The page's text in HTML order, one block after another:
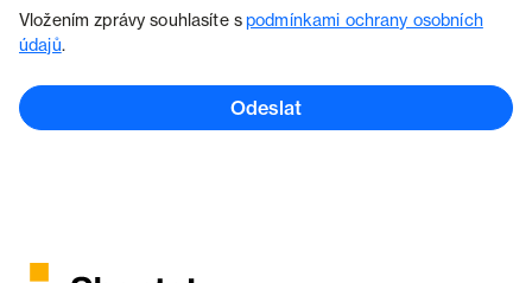
Vložením zprávy souhlasíte spodmínkami ochrany osobních
údajů.
Odeslat